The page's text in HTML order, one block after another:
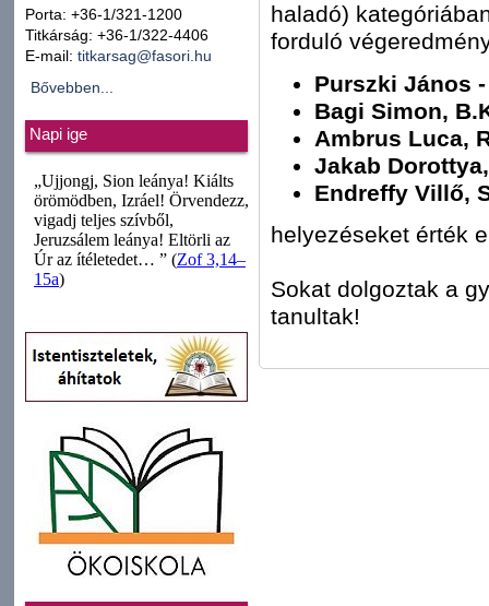
Porta: +36-1/321-1200
Titkárság: +36-1/322-4406
E-mail: titkarsag@fasori.hu
Bővebben...
Napi ige
haladó)
forduló
Purszki János -
Bagi Simon,
Ambrus Luca,
Jakab
Endreffy Villő,
helyezéseket érték
Sokat dolgoztak a
tanultak!